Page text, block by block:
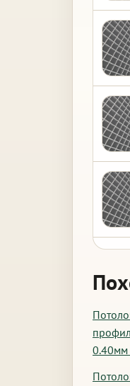
0.40мм